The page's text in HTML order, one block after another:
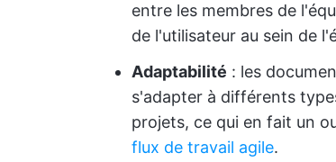
entre les membres de
de l'utilisateur au sein de
Adaptabilité : les
s'adapter à différents
projets, ce qui en fait un
flux de travail agile.